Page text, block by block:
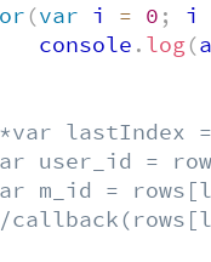
(var i = 0 ;
i
console
. log(
lastIndex
user_id =
m_id =